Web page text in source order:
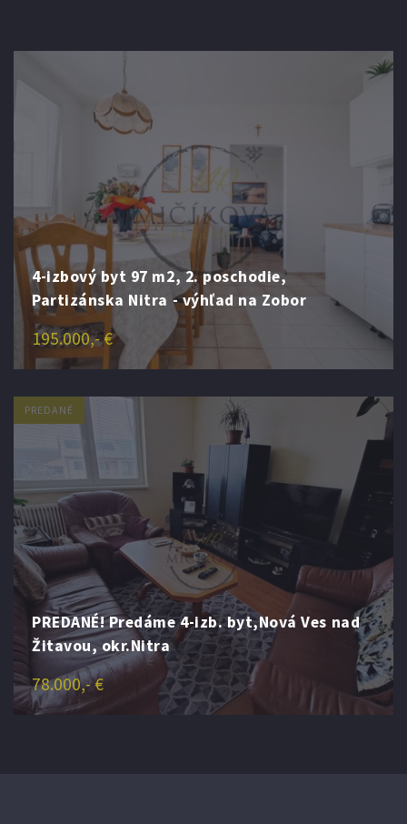
4-izbový byt 97 m2, 2. poschodie,
Partizánska Nitra - výhľad na Zobor
195.000,- €
PREDANÉ
PREDANÉ! Predáme 4-izb. byt,Nová Ves nad
Žitavou, okr.Nitra
78.000,- €